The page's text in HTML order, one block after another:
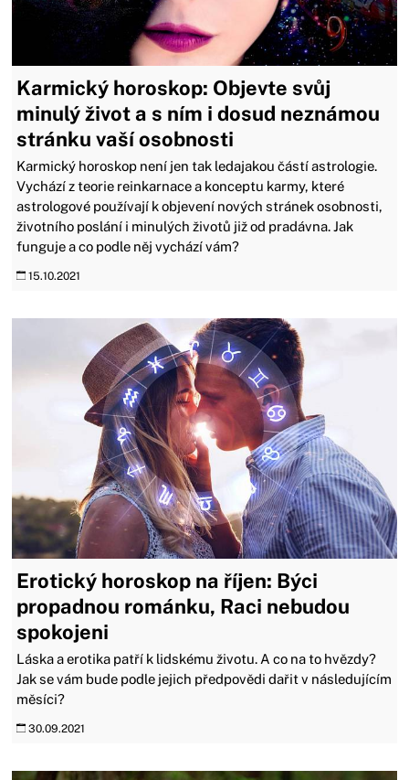
Karmický horoskop: Objevte svůj
minulý život a s ním i dosud neznámou
stránku vaší osobnosti
Karmický horoskop není jen tak ledajakou částí astrologie.
Vychází z teorie reinkarnace a konceptu karmy, které
astrologové používají k objevení nových stránek osobnosti,
životního poslání i minulých životů již od pradávna. Jak
funguje a co podle něj vychází vám?
15.10.2021
Erotický horoskop na říjen: Býci
propadnou románku, Raci nebudou
spokojeni
Láska a erotika patří k lidskému životu. A co na to hvězdy?
Jak se vám bude podle jejich předpovědi dařit v následujícím
měsíci?
30.09.2021